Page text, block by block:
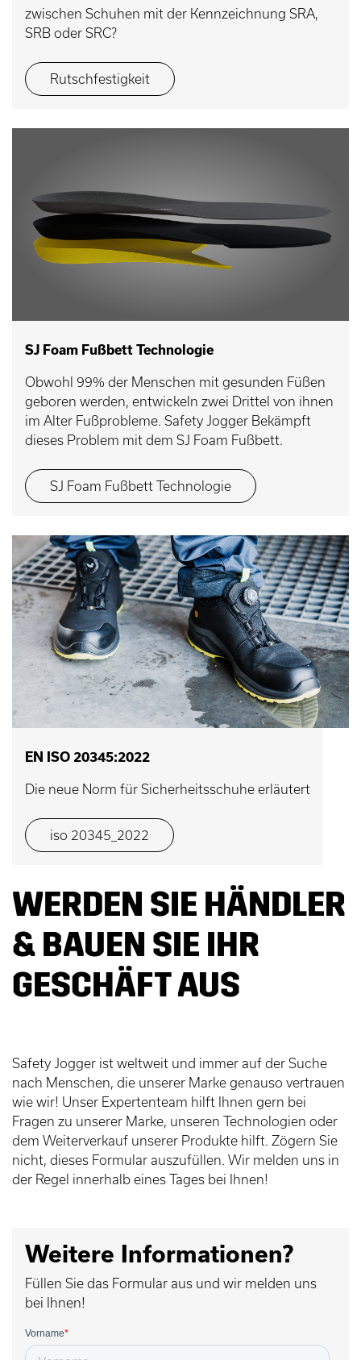
zwischen Schuhen mit der Kennzeichnung SRA,
SRB oder SRC?
Rutschfestigkeit
SJ Foam Fußbett Technologie
Obwohl 99% der Menschen mit gesunden Füßen
geboren werden, entwickeln zwei Drittel von ihnen
im Alter Fußprobleme. Safety Jogger Bekämpft
dieses Problem mit dem SJ Foam Fußbett.
SJ Foam Fußbett Technologie
EN ISO 20345:2022
Die neue Norm für Sicherheitsschuhe erläutert
iso 20345_2022
WERDEN SIE HÄNDLER
& BAUEN SIE IHR
GESCHÄFT AUS
Safety Jogger ist weltweit und immer auf der Suche
nach Menschen, die unserer Marke genauso vertrauen
wie wir! Unser Expertenteam hilft Ihnen gern bei
Fragen zu unserer Marke, unseren Technologien oder
dem Weiterverkauf unserer Produkte hilft. Zögern Sie
nicht, dieses Formular auszufüllen. Wir melden uns in
der Regel innerhalb eines Tages bei Ihnen!
Weitere Informationen?
Füllen Sie das Formular aus und wir melden uns
bei Ihnen!